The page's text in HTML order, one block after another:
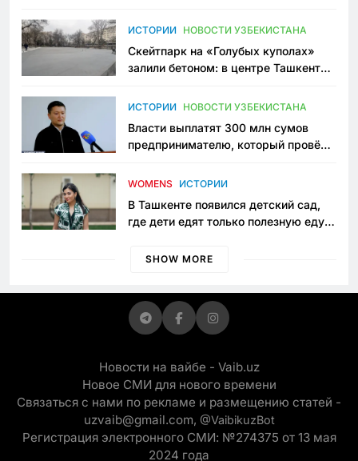
Узбекистане
ИСТОРИИ НОВОСТИ УЗБЕКИСТАНА
Скейтпарк на «Голубых куполах»
залили бетоном: в центре Ташкента
пространство
ИСТОРИИ НОВОСТИ УЗБЕКИСТАНА
Власти выплатят 300 млн сумов
предпринимателю, который провёл
приговору
WOMENS ИСТОРИИ
В Ташкенте появился детский сад,
где дети едят только полезную еду.
просить «кашу без сахара»
SHOW MORE
Новости на вайбе - Vaib.uz
Новое СМИ для нового времени
Связаться с нами по рекламе и размещению статей -
uzvaib@gmail.com, @VaibikuzBot
Регистрация электронного СМИ: №274375 от 13 мая
2024 года